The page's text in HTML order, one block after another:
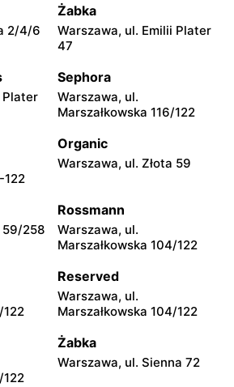
111
moje sklepy
Jeżowe, ul. Zalesie 77
Kamień, ul. Błonie 23
Gumniska, ul. Gumniska
157C
Tczew, ul. Franciszka Żwirki
61
Jarosław, ul. Pełkińska 147
moje sklepy
2/4/6
Żabka
Warszawa, ul. Emilii Plater
47
Plater
Sephora
Warszawa, ul.
Marszałkowska 116/122
122
Organic
Warszawa, ul. Złota 59
59/258
Rossmann
Warszawa, ul.
Marszałkowska 104/122
122
Reserved
Warszawa, ul.
Marszałkowska 104/122
122
Żabka
Warszawa, ul. Sienna 72